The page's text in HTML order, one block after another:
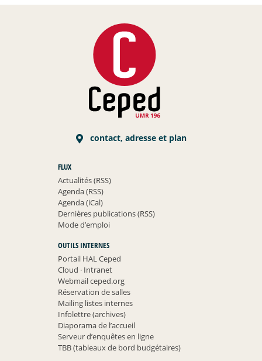
contact, adresse et plan
FLUX
Actualités (RSS)
Agenda (RSS)
Agenda (iCal)
Dernières publications (RSS)
Mode d’emploi
OUTILS INTERNES
Portail HAL Ceped
Cloud ·Intranet
Webmail ceped.org
Réservation de salles
Mailing listes internes
Infolettre (archives)
Diaporama de l’accueil
Serveur d’enquêtes en ligne
TBB (tableaux de bord budgétaires)